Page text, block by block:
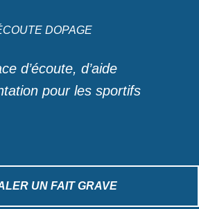
DOPAGE
d’écoute, d’aide
pour les sportifs
UN FAIT GRAVE